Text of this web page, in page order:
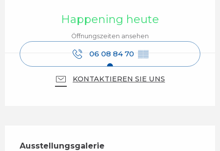
Happening heute
Öffnungszeiten ansehen
06 08 84 70 ▒▒
KONTAKTIEREN SIE UNS
Ausstellungsgalerie